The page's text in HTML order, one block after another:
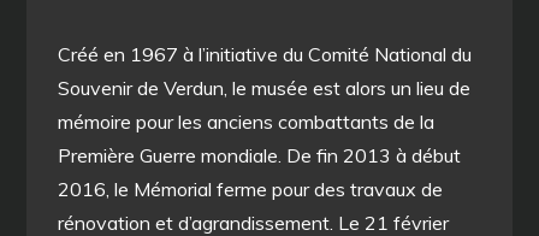
Créé en 1967 à l’initiative du Comité National du
Souvenir de Verdun, le musée est alors un lieu de
mémoire pour les anciens combattants de la
Première Guerre mondiale. De fin 2013 à début
2016, le Mémorial ferme pour des travaux de
rénovation et d’agrandissement. Le 21 février